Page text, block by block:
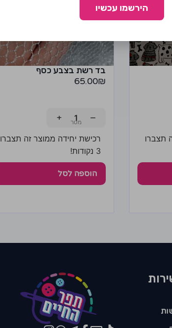
תצברו
בד רשת בצבע כסף
65.00₪
−
+
רכישת יחידה ממוצר זה תצברו
3 נקודות!
הוספה לסל
הירשמו עכשיו